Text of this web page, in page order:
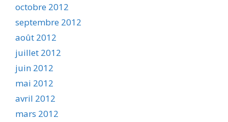
octobre 2012
septembre 2012
août 2012
juillet 2012
juin 2012
mai 2012
avril 2012
mars 2012